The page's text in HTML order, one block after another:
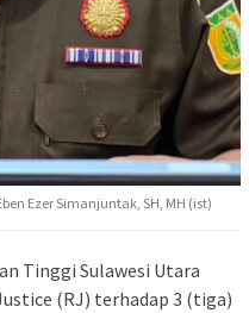
Ezer Simanjuntak, SH, MH (ist)
Tinggi Sulawesi Utara
(RJ) terhadap 3 (tiga)